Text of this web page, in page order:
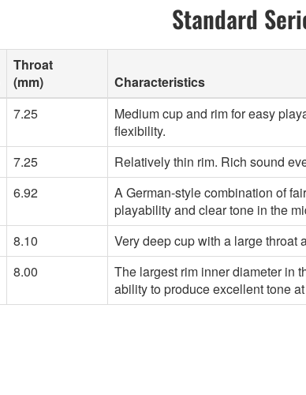
Standard
Throat
(mm)
Characteristics
7.25
Medium cup and rim for easy
flexibility.
7.25
Relatively thin rim. Rich sound
6.92
A German-style combination of
playability and clear tone in the
8.10
Very deep cup with a large throat
8.00
The largest rim inner diameter in
ability to produce excellent tone